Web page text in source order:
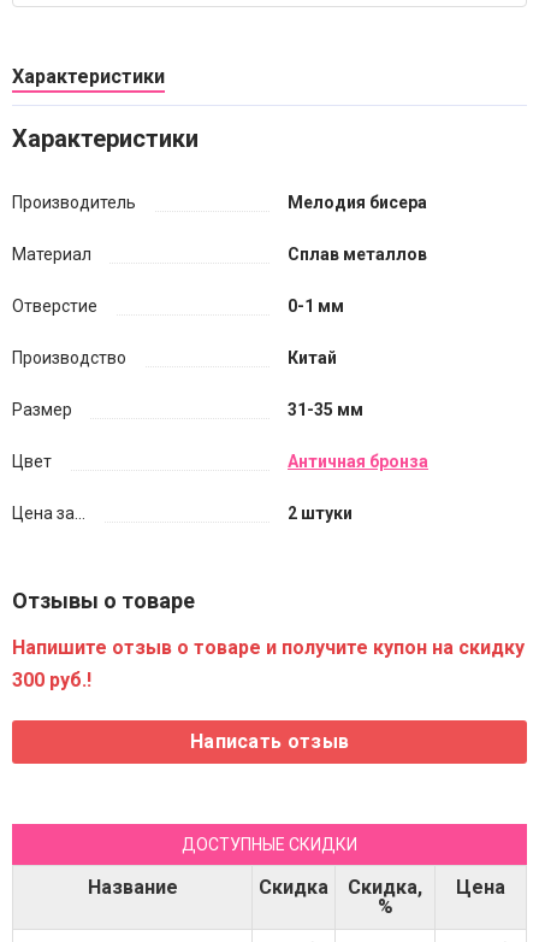
Характеристики
Характеристики
Производитель Мелодия бисера
Материал Сплав металлов
Отверстие 0-1 мм
Производство Китай
Размер 31-35 мм
Цвет Античная бронза
Цена за... 2 штуки
Отзывы о товаре
Напишите отзыв о товаре и получите купон на скидку
300 руб.!
ДОСТУПНЫЕ СКИДКИ
Название Скидка
Скидка,
%
Цена